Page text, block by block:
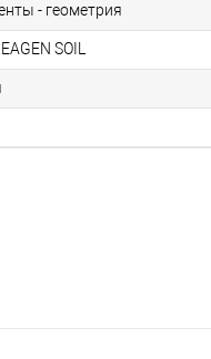
- геометрия
SOIL